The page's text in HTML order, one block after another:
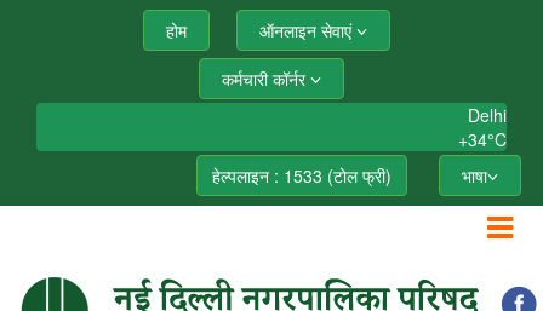
होम
ऑनलाइन सेवाएं
कर्मचारी कॉर्नर
Delhi
+34°C
हेल्पलाइन : 1533 (टोल फ्री)
भाषा